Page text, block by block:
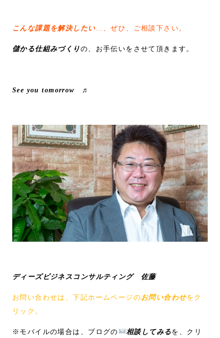
こんな課題を解決したい …、ぜひ、ご相談下さい。
儲かる仕組みづくりの、お手伝いをさせて頂きます。
See you tomorrow ♬
ディーズビジネスコンサルティング 佐藤
お問い合わせは、下記ホームページのお問い合わせをク
リック。
※モバイルの場合は、ブログの 相談してみるを、クリ